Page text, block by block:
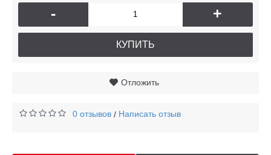
- +
КУПИТЬ
Отложить
0 отзывов / Написать отзыв